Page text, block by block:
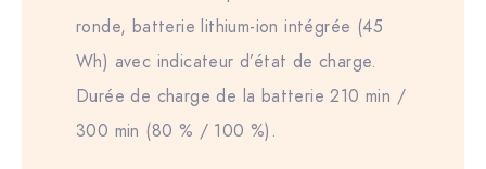
ronde, batterie lithium-ion intégrée (45
Wh) avec indicateur d’état de charge.
Durée de charge de la batterie 210 min /
300 min (80 % / 100 %).